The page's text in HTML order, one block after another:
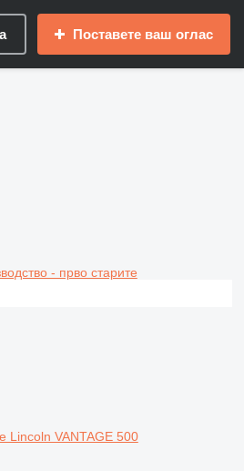
Поставете ваш оглас
- прво старите
Lincoln VANTAGE 500